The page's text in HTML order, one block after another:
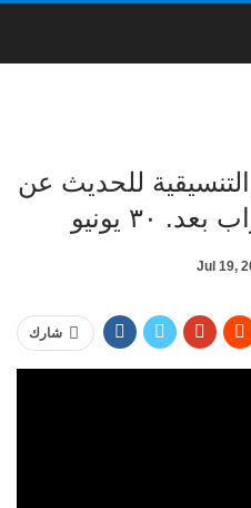
للحديث عن
٣٠ يونيو
Jul 19,
شارك